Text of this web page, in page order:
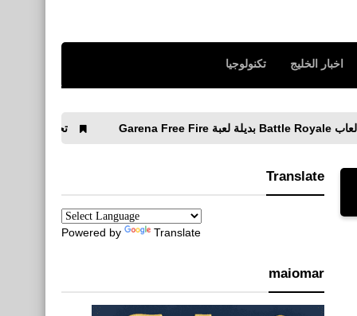
اخبار الخليج تكنولوجيا
تحميل وتثبيت نظام Regata OS للألعاب مجانا
Translate
Powered by Translate
maiomar